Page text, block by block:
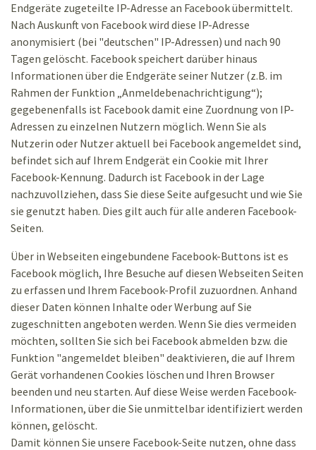
Endgeräte zugeteilte IP-Adresse an Facebook übermittelt.
Nach Auskunft von Facebook wird diese IP-Adresse
anonymisiert (bei "deutschen" IP-Adressen) und nach 90
Tagen gelöscht. Facebook speichert darüber hinaus
Informationen über die Endgeräte seiner Nutzer (z.B. im
Rahmen der Funktion „Anmeldebenachrichtigung“);
gegebenenfalls ist Facebook damit eine Zuordnung von IP-
Adressen zu einzelnen Nutzern möglich. Wenn Sie als
Nutzerin oder Nutzer aktuell bei Facebook angemeldet sind,
befindet sich auf Ihrem Endgerät ein Cookie mit Ihrer
Facebook-Kennung. Dadurch ist Facebook in der Lage
nachzuvollziehen, dass Sie diese Seite aufgesucht und wie Sie
sie genutzt haben. Dies gilt auch für alle anderen Facebook-
Seiten.
Über in Webseiten eingebundene Facebook-Buttons ist es
Facebook möglich, Ihre Besuche auf diesen Webseiten Seiten
zu erfassen und Ihrem Facebook-Profil zuzuordnen. Anhand
dieser Daten können Inhalte oder Werbung auf Sie
zugeschnitten angeboten werden. Wenn Sie dies vermeiden
möchten, sollten Sie sich bei Facebook abmelden bzw. die
Funktion "angemeldet bleiben" deaktivieren, die auf Ihrem
Gerät vorhandenen Cookies löschen und Ihren Browser
beenden und neu starten. Auf diese Weise werden Facebook-
Informationen, über die Sie unmittelbar identifiziert werden
können, gelöscht.
Damit können Sie unsere Facebook-Seite nutzen, ohne dass